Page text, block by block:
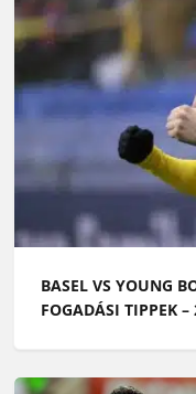
BASEL VS YOUNG
FOGADÁSI TIPPEK